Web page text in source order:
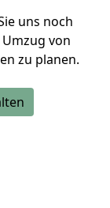
uns noch
von
zu planen.